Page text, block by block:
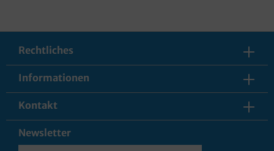
Rechtliches
Informationen
Kontakt
Newsletter